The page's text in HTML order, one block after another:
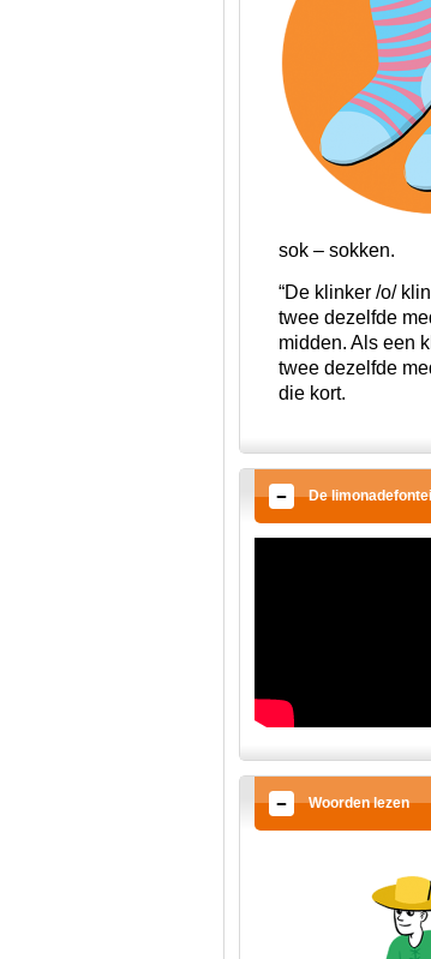
sok – sokken.
“De klinker /o/
twee dezelfde
midden. Als een
twee dezelfde
die kort.
De
Woorden lezen